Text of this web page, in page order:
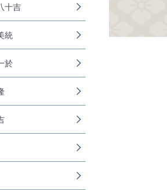
十吉
統
於